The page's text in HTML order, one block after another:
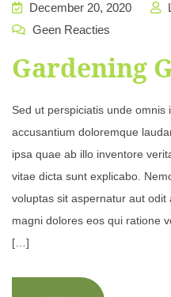
December 20, 2020
Geen Reacties
Gardening
Sed ut perspiciatis unde
accusantium doloremque
ipsa quae ab illo inventore
vitae dicta sunt explicabo.
voluptas sit aspernatur aut
magni dolores eos qui ratione
[…]